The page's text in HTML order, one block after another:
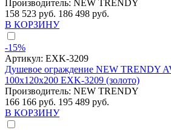
Производитель: NEW TRENDY
158 523 руб. 186 498 руб.
В КОРЗИНУ
-15%
Артикул: EXK-3209
Душевое ограждение NEW TRENDY
100x120x200 EXK-3209 (золото)
Производитель: NEW TRENDY
166 166 руб. 195 489 руб.
В КОРЗИНУ